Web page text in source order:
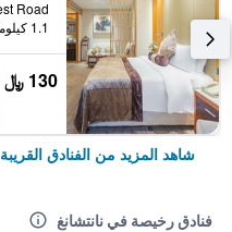
1.1 كيلومتر عن وسط المدينة
130 ﷼
شاهد المزيد من الفنادق القريبة
فنادق رخيصة في نانتشانغ